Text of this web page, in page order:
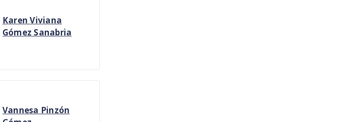
Karen Viviana
Gómez Sanabria
Vannesa Pinzón